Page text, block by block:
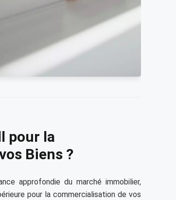
pour la
Biens ?
approfondie du marché immobilier,
pour la commercialisation de vos